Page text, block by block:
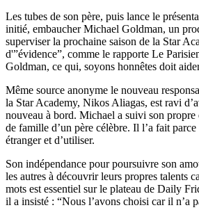
Les tubes de son père, puis lance le
initié, embaucher Michael Goldman, un
superviser la prochaine saison de la Star
d'”évidence”, comme le rapporte Le
Goldman, ce qui, soyons honnêtes doit
Même source anonyme le nouveau
la Star Academy, Nikos Aliagas, est ravi
nouveau à bord. Michael a suivi son
de famille d’un père célèbre. Il l’a fait parce
étranger et d’utiliser.
Son indépendance pour poursuivre son
les autres à découvrir leurs propres talents
mots est essentiel sur le plateau de Daily
il a insisté : “Nous l’avons choisi car il n’a